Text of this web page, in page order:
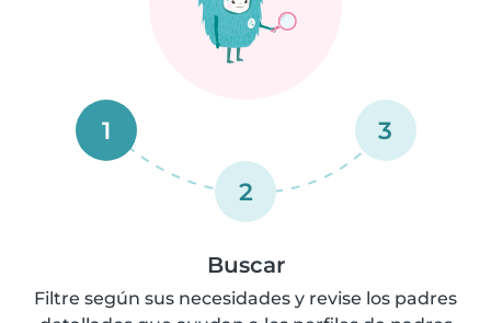
1
2
3
Buscar
Filtre según sus necesidades y revise los padres